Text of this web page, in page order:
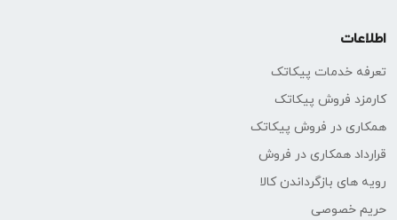
اطلاعات
تعرفه خدمات پیکاتک
کارمزد فروش پیکاتک
همکاری در فروش پیکاتک
قرارداد همکاری در فروش
رویه های بازگرداندن کالا
حریم خصوصی